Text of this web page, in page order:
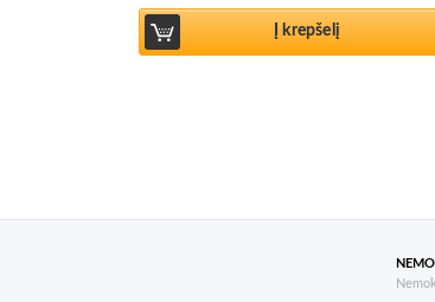
Į krepšelį